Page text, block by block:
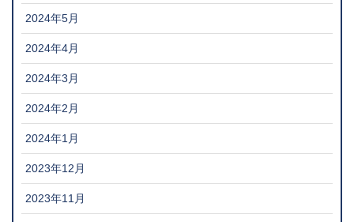
2024年5月
2024年4月
2024年3月
2024年2月
2024年1月
2023年12月
2023年11月